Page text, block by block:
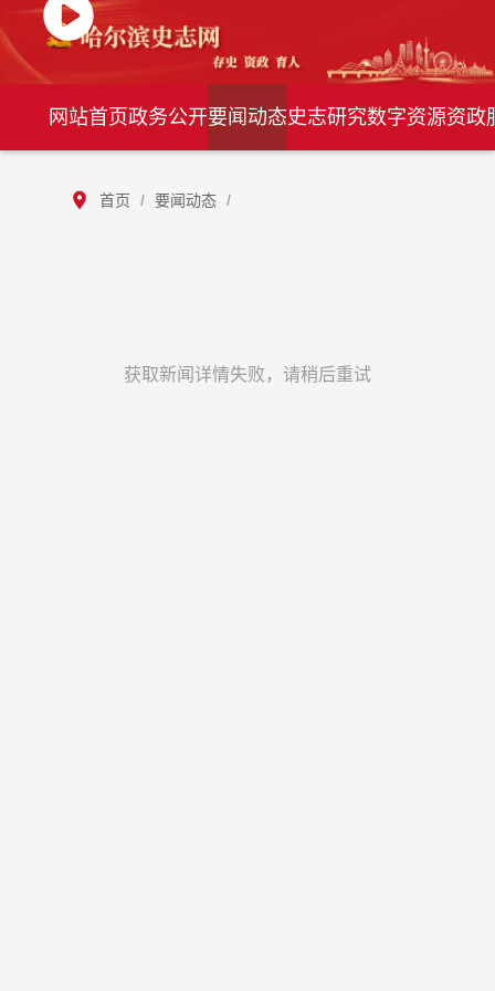
网站首页政务公开要闻动态史志研究数字资源资政
首页 / 要闻动态 /
获取新闻详情失败，请稍后重试